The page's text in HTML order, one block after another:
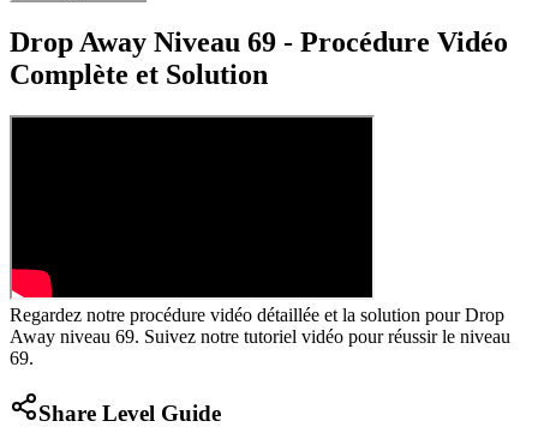
Drop Away Niveau 69 - Procédure Vidéo
Complète et Solution
Regardez notre procédure vidéo détaillée et la solution pour Drop
Away niveau 69. Suivez notre tutoriel vidéo pour réussir le niveau
69.
Share Level Guide